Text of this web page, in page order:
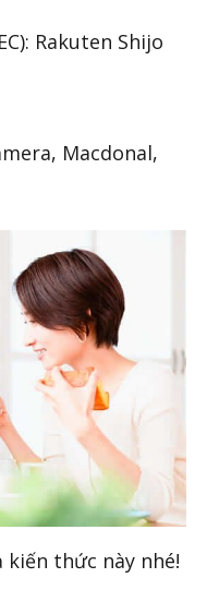
Rakuten Shijo
Macdonal,
kiến thức này nhé!